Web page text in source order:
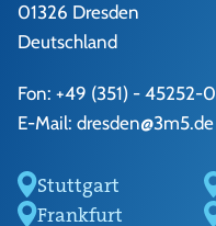
01326 Dresden
Deutschland
Fon: +49 (351) - 45252-0
E-Mail: dresden@3m5.de
Stuttgart
Frankfurt